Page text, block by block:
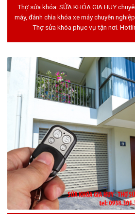
Thợ sửa khóa: SỬA KHÓA GIA HUY
máy, đánh chìa khóa xe máy chuyên
Thợ sửa khóa phục vụ tận nơi.